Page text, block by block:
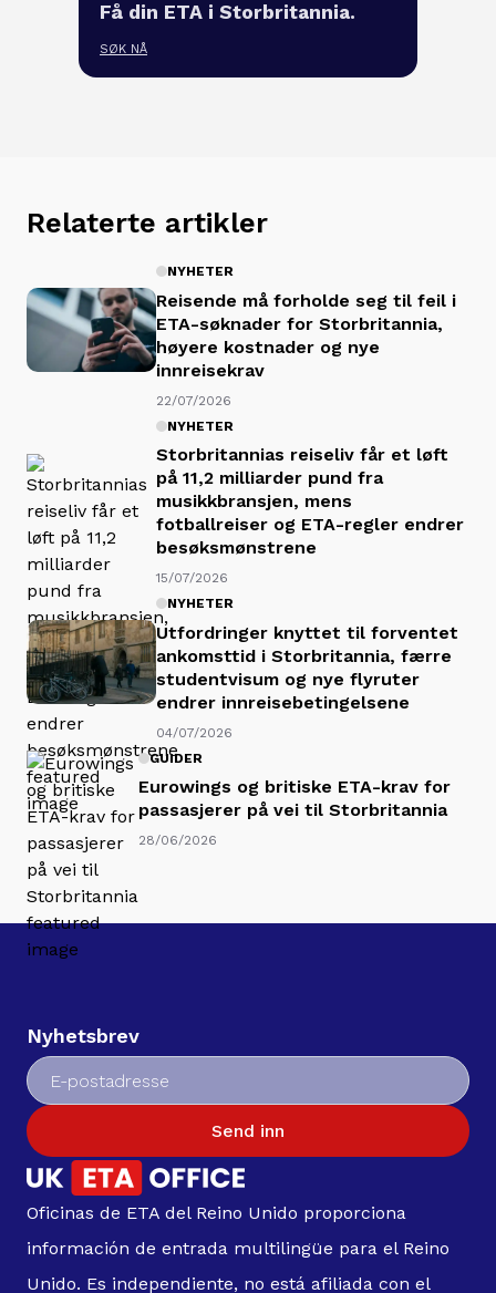
Få din ETA i Storbritannia.
SØK NÅ
Relaterte artikler
NYHETER
Reisende må forholde seg til feil i
ETA-søknader for Storbritannia,
høyere kostnader og nye
innreisekrav
22/07/2026
NYHETER
Storbritannias reiseliv får et løft
på 11,2 milliarder pund fra
musikkbransjen, mens
fotballreiser og ETA-regler endrer
besøksmønstrene
15/07/2026
NYHETER
Utfordringer knyttet til forventet
ankomsttid i Storbritannia, færre
studentvisum og nye flyruter
endrer innreisebetingelsene
04/07/2026
GUIDER
Eurowings og britiske ETA-krav for
passasjerer på vei til Storbritannia
28/06/2026
Nyhetsbrev
Send inn
Oficinas de ETA del Reino Unido proporciona
información de entrada multilingüe para el Reino
Unido. Es independiente, no está afiliada con el